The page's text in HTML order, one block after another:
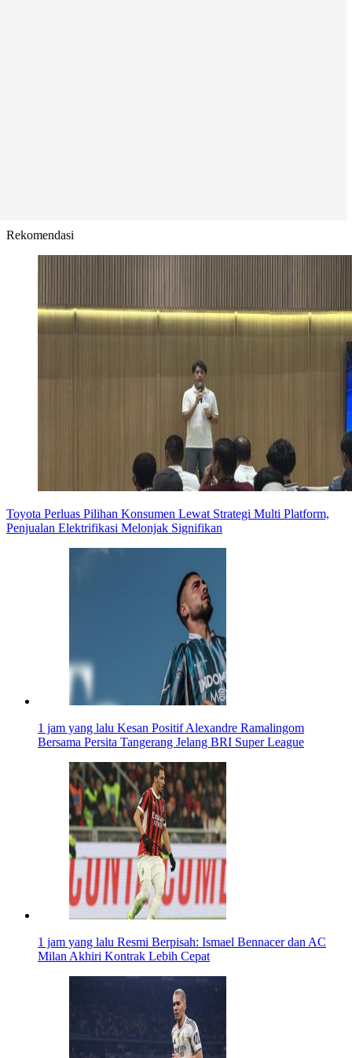
Rekomendasi
Toyota Perluas Pilihan Konsumen Lewat Strategi Multi Platform,
Penjualan Elektrifikasi Melonjak Signifikan
1 jam yang lalu Kesan Positif Alexandre Ramalingom
Bersama Persita Tangerang Jelang BRI Super League
1 jam yang lalu Resmi Berpisah: Ismael Bennacer dan AC
Milan Akhiri Kontrak Lebih Cepat